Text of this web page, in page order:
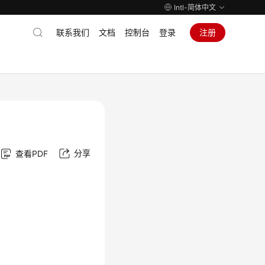
Intl-简体中文
联系我们 文档 控制台 登录 注册
查看PDF 分享